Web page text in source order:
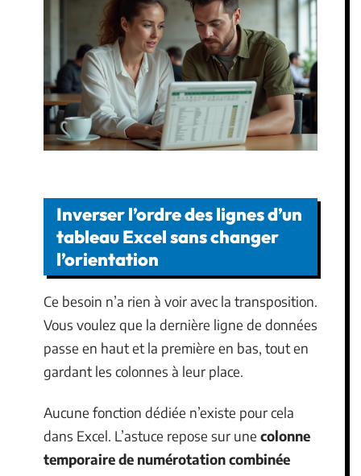
Inverser l’ordre des lignes d’un
tableau Excel sans changer
l’orientation
Ce besoin n’a rien à voir avec la transposition.
Vous voulez que la dernière ligne de données
passe en haut et la première en bas, tout en
gardant les colonnes à leur place.
Aucune fonction dédiée n’existe pour cela
dans Excel. L’astuce repose sur une colonne
temporaire de numérotation combinée